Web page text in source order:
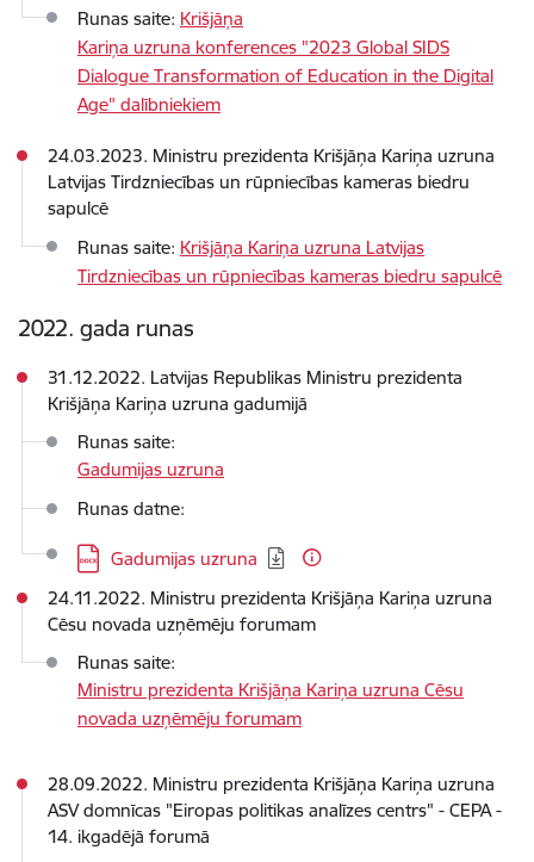
Runas saite: Krišjāņa
Kariņa uzruna konferences "2023 Global SIDS
Dialogue Transformation of Education in the Digital
Age" dalībniekiem
24.03.2023. Ministru prezidenta Krišjāņa Kariņa uzruna
Latvijas Tirdzniecības un rūpniecības kameras biedru
sapulcē
Runas saite: Krišjāņa Kariņa uzruna Latvijas
Tirdzniecības un rūpniecības kameras biedru sapulcē
2022. gada runas
31.12.2022. Latvijas Republikas Ministru prezidenta
Krišjāņa Kariņa uzruna gadumijā
Runas saite:
Gadumijas uzruna
Runas datne:
Lejupielādēt:
Gadumijas uzruna
24.11.2022. Ministru prezidenta Krišjāņa Kariņa uzruna
Cēsu novada uzņēmēju forumam
Runas saite:
Ministru prezidenta Krišjāņa Kariņa uzruna Cēsu
novada uzņēmēju forumam
28.09.2022. Ministru prezidenta Krišjāņa Kariņa uzruna
ASV domnīcas "Eiropas politikas analīzes centrs" - CEPA -
14. ikgadējā forumā